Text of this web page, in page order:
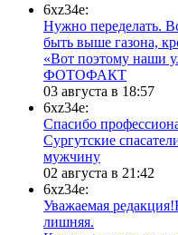
6xz34e:
Нужно переделать.
быть выше газона,
«Вот поэтому наши
ФОТОФАКТ
03 августа в 18:57
6xz34e:
Спасибо
Сургутские
мужчину
02 августа в 21:42
6xz34e:
Уважаемая
лишняя.